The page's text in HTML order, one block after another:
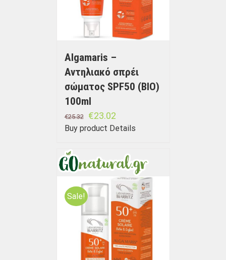
Algamaris –
Αντηλιακό σπρέι
σώματος SPF50 (BIO)
100ml
€25.32 €23.02
Buy product Details
Sale!